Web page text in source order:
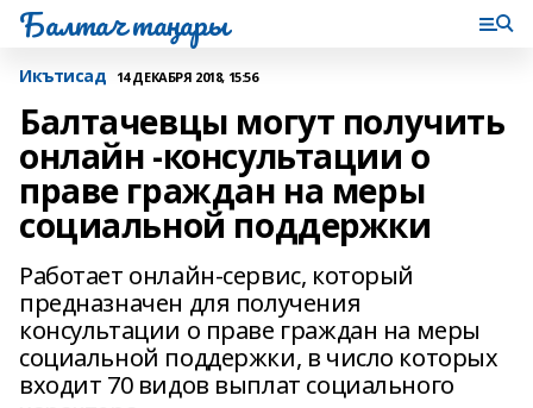
Балтач таңнары
Икътисад 14 ДЕКАБРЯ 2018, 15:56
Балтачевцы могут получить
онлайн -консультации о
праве граждан на меры
социальной поддержки
Работает онлайн-сервис, который
предназначен для получения
консультации о праве граждан на меры
социальной поддержки, в число которых
входит 70 видов выплат социального